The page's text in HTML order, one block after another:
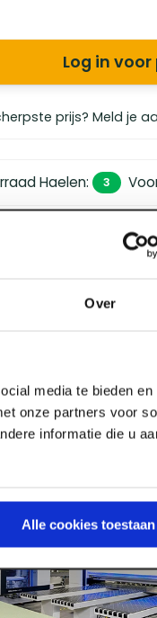
Over
media te bieden en
onze partners voor
informatie die u
Alle cookies toestaan
Log in voor
prijs? Meld je
Haelen: 3
€ 450,- (zakelijk)
een 4.5 uit 5